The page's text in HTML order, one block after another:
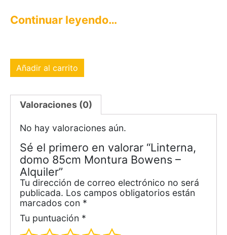
Continuar leyendo…
Añadir al carrito
Valoraciones (0)
No hay valoraciones aún.
Sé el primero en valorar “Linterna,
domo 85cm Montura Bowens –
Alquiler”
Tu dirección de correo electrónico no será
publicada. Los campos obligatorios están
marcados con *
Tu puntuación *